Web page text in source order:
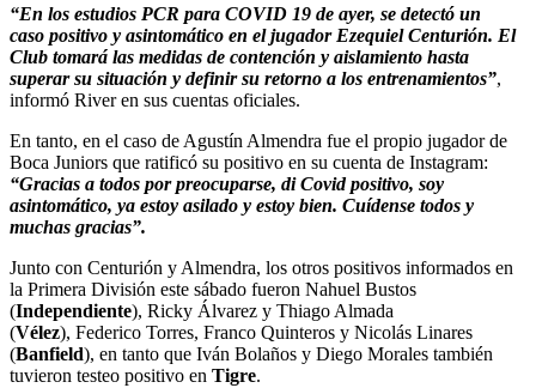
“En los estudios PCR para COVID 19 de ayer, se detectó un
caso positivo y asintomático en el jugador Ezequiel Centurión. El
Club tomará las medidas de contención y aislamiento hasta
superar su situación y definir su retorno a los entrenamientos”,
informó River en sus cuentas oficiales.
En tanto, en el caso de Agustín Almendra fue el propio jugador de
Boca Juniors que ratificó su positivo en su cuenta de Instagram:
“Gracias a todos por preocuparse, di Covid positivo, soy
asintomático, ya estoy asilado y estoy bien. Cuídense todos y
muchas gracias”.
Junto con Centurión y Almendra, los otros positivos informados en
la Primera División este sábado fueron Nahuel Bustos
(Independiente), Ricky Álvarez y Thiago Almada
(Vélez), Federico Torres, Franco Quinteros y Nicolás Linares
(Banfield), en tanto que Iván Bolaños y Diego Morales también
tuvieron testeo positivo en Tigre.